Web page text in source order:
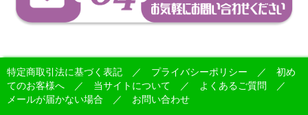
特定商取引法に基づく表記 ／ プライバシーポリシー ／ 初め
てのお客様へ ／ 当サイトについて ／ よくあるご質問 ／
メールが届かない場合 ／ お問い合わせ